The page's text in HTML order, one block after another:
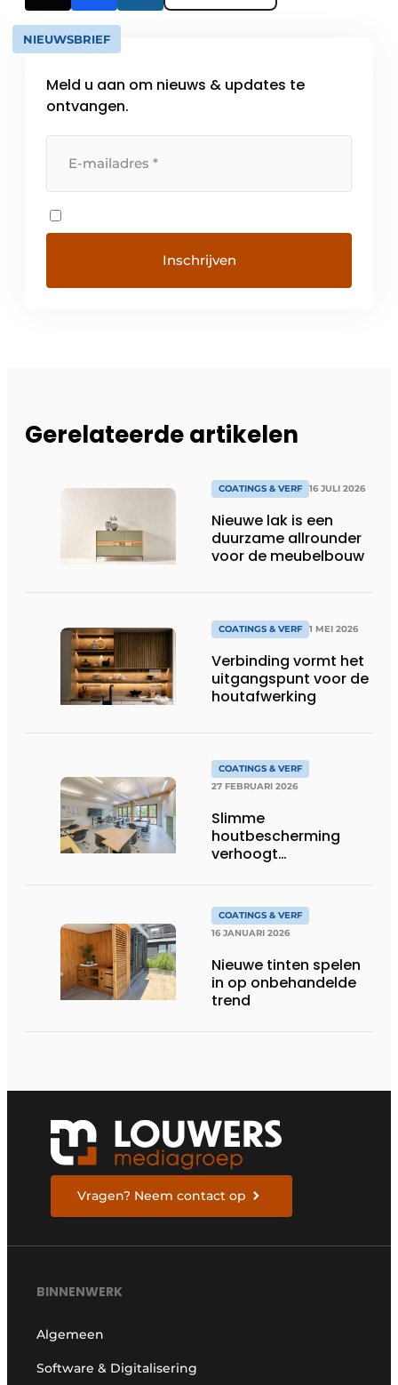
NIEUWSBRIEF
Meld u aan om nieuws & updates te
ontvangen.
Gerelateerde artikelen
COATINGS & VERF 16 JULI 2026
Nieuwe lak is een
duurzame allrounder
voor de meubelbouw
COATINGS & VERF 1 MEI 2026
Verbinding vormt het
uitgangspunt voor de
houtafwerking
COATINGS & VERF
27 FEBRUARI 2026
Slimme
houtbescherming
verhoogt
COATINGS & VERF
16 JANUARI 2026
Nieuwe tinten spelen
in op onbehandelde
trend
Vragen? Neem contact op
BINNENWERK
Algemeen
Software & Digitalisering